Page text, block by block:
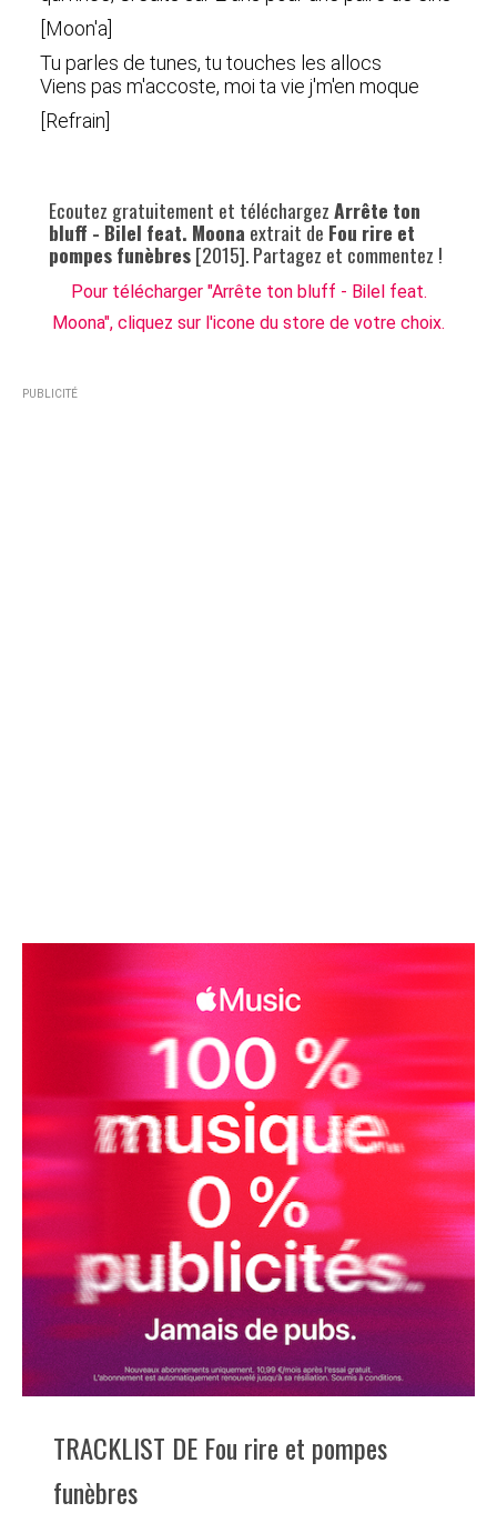
[Moon'a]
Tu parles de tunes, tu touches les allocs
Viens pas m'accoste, moi ta vie j'm'en moque
[Refrain]
Ecoutez gratuitement et téléchargezArrête ton
bluff - Bilel feat. Moona extrait de Fou rire et
pompes funèbres[2015]. Partagez et commentez !
Pour télécharger "Arrête ton bluff - Bilel feat.
Moona", cliquez sur l'icone du store de votre choix.
PUBLICITÉ
TRACKLIST DE Fou rire et pompes
funèbres